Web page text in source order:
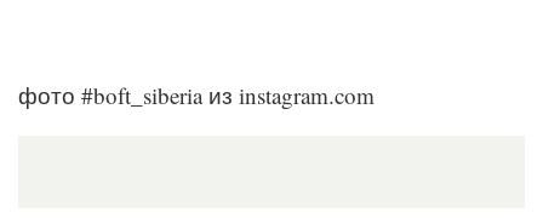
фото #boft_siberia из instagram.com